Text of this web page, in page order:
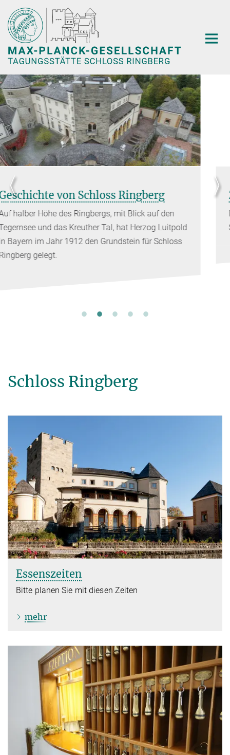
Hauptinhalt
Zimmer
Die historischen Zimmer im ersten Stock des
Schlosses.
Schloss Ringberg
Essenszeiten
Bitte planen Sie mit diesen Zeiten
mehr